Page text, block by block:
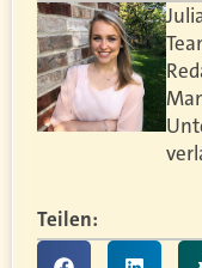
Teilen: